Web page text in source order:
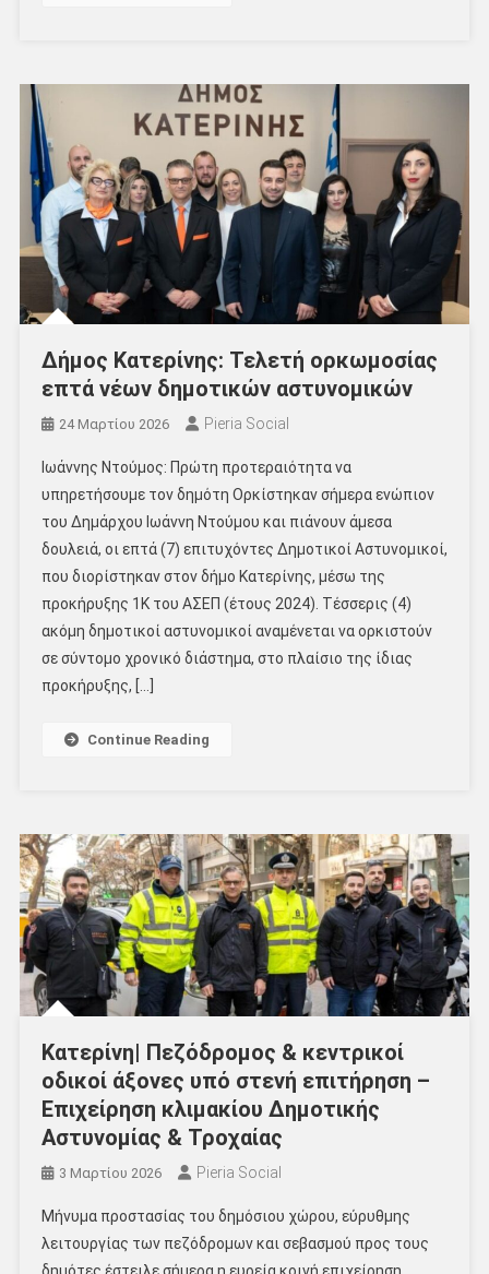
Δήμος Κατερίνης: Τελετή ορκωμοσίας
επτά νέων δημοτικών αστυνομικών
24 Μαρτίου 2026 Pieria Social
Ιωάννης Ντούμος: Πρώτη προτεραιότητα να
υπηρετήσουμε τον δημότη Ορκίστηκαν σήμερα ενώπιον
του Δημάρχου Ιωάννη Ντούμου και πιάνουν άμεσα
δουλειά, οι επτά (7) επιτυχόντες Δημοτικοί Αστυνομικοί,
που διορίστηκαν στον δήμο Κατερίνης, μέσω της
προκήρυξης 1Κ του ΑΣΕΠ (έτους 2024). Τέσσερις (4)
ακόμη δημοτικοί αστυνομικοί αναμένεται να ορκιστούν
σε σύντομο χρονικό διάστημα, στο πλαίσιο της ίδιας
προκήρυξης, […]
Continue Reading
Κατερίνη| Πεζόδρομος & κεντρικοί
οδικοί άξονες υπό στενή επιτήρηση –
Επιχείρηση κλιμακίου Δημοτικής
Αστυνομίας & Τροχαίας
3 Μαρτίου 2026 Pieria Social
Μήνυμα προστασίας του δημόσιου χώρου, εύρυθμης
λειτουργίας των πεζόδρομων και σεβασμού προς τους